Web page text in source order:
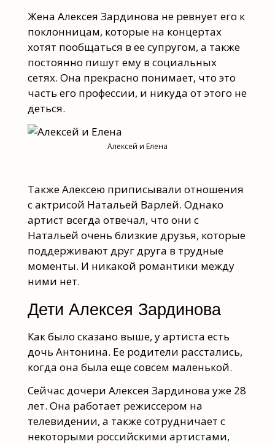
Жена Алексея Зардинова не ревнует его к
поклонницам, которые на концертах
хотят пообщаться в ее супругом, а также
постоянно пишут ему в социальных
сетях. Она прекрасно понимает, что это
часть его профессии, и никуда от этого не
деться.
Алексей и Елена
Также Алексею приписывали отношения
с актрисой Натальей Варлей. Однако
артист всегда отвечал, что они с
Натальей очень близкие друзья, которые
поддерживают друг друга в трудные
моменты. И никакой романтики между
ними нет.
Дети Алексея Зардинова
Как было сказано выше, у артиста есть
дочь Антонина. Ее родители расстались,
когда она была еще совсем маленькой.
Сейчас дочери Алексея Зардинова уже 28
лет. Она работает режиссером на
телевидении, а также сотрудничает с
некоторыми российскими артистами,